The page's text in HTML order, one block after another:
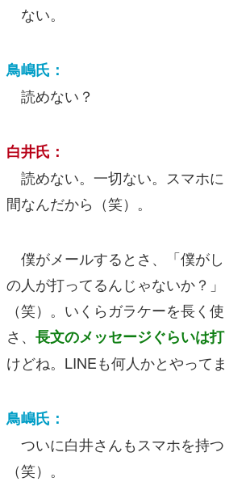
ない。
鳥嶋氏：
読めない？
白井氏：
読めない。一切ない。スマホ
間なんだから（笑）。
僕がメールするとさ、「僕が
の人が打ってるんじゃないか？
（笑）。いくらガラケーを長く
さ、 長文のメッセージぐらいは
けどね。LINEも何人かとやってま
鳥嶋氏：
ついに白井さんもスマホを持
（笑）。